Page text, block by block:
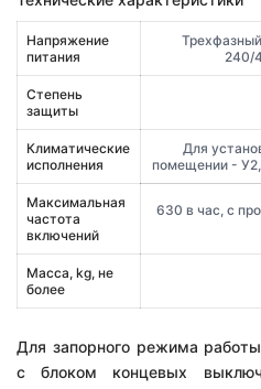
Напряжение
питания
240/
Степень
защиты
Климатические
исполнения
Для
помещении -
Максимальная
частота
включений
630 в час, с
Масса, kg, не
более
Для запорного режима
с блоком концевых